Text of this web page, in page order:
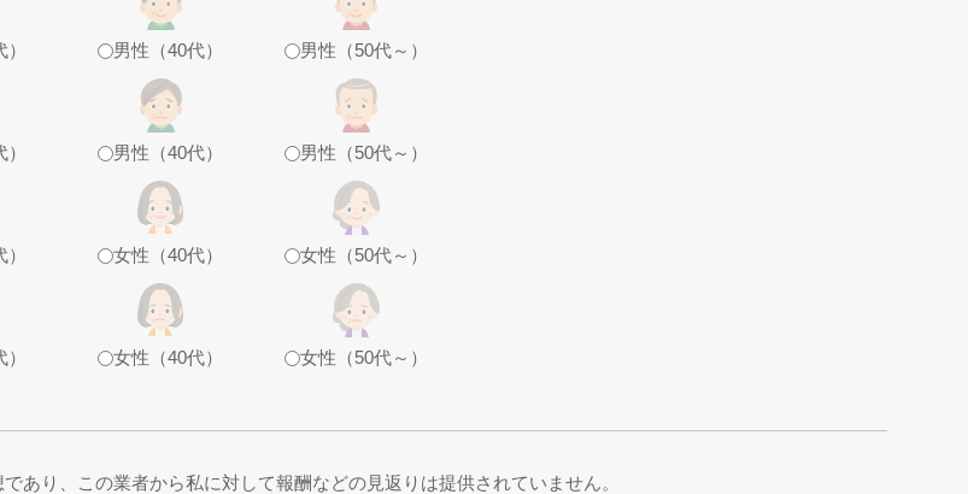
男性（40代） 男性（50代～）
男性（40代） 男性（50代～）
女性（40代） 女性（50代～）
女性（40代） 女性（50代～）
あり、この業者から私に対して報酬などの見返りは提供されていません。